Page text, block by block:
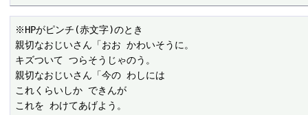
※HPがピンチ(赤文字)のとき
親切なおじいさん「おお かわいそうに。
キズついて つらそうじゃのう。
親切なおじいさん「今の わしには
これくらいしか できんが
これを わけてあげよう。